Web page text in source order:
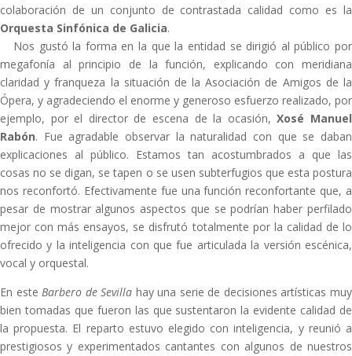
colaboración de un conjunto de contrastada calidad como es la
Orquesta Sinfónica de Galicia.
Nos gustó la forma en la que la entidad se dirigió al público por
megafonía al principio de la función, explicando con meridiana
claridad y franqueza la situación de la Asociación de Amigos de la
Ópera, y agradeciendo el enorme y generoso esfuerzo realizado, por
ejemplo, por el director de escena de la ocasión,Xosé Manuel
Rabón. Fue agradable observar la naturalidad con que se daban
explicaciones al público. Estamos tan acostumbrados a que las
cosas no se digan, se tapen o se usen subterfugios que esta postura
nos reconfortó. Efectivamente fue una función reconfortante que, a
pesar de mostrar algunos aspectos que se podrían haber perfilado
mejor con más ensayos, se disfrutó totalmente por la calidad de lo
ofrecido y la inteligencia con que fue articulada la versión escénica,
vocal y orquestal.
En esteBarbero de Sevilla hay una serie de decisiones artísticas muy
bien tomadas que fueron las que sustentaron la evidente calidad de
la propuesta. El reparto estuvo elegido con inteligencia, y reunió a
prestigiosos y experimentados cantantes con algunos de nuestros